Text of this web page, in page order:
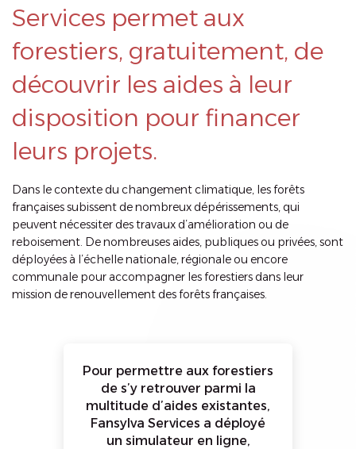
Services permet aux
forestiers, gratuitement, de
découvrir les aides à leur
disposition pour financer
leurs projets.
Dans le contexte du changement climatique, les forêts
françaises subissent de nombreux dépérissements, qui
peuvent nécessiter des travaux d’amélioration ou de
reboisement. De nombreuses aides, publiques ou privées, sont
déployées à l’échelle nationale, régionale ou encore
communale pour accompagner les forestiers dans leur
mission de renouvellement des forêts françaises.
Pour permettre aux forestiers
de s’y retrouver parmi la
multitude d’aides existantes,
Fansylva Services a déployé
un simulateur en ligne,